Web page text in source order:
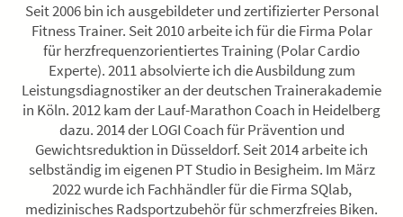
Seit 2006 bin ich ausgebildeter und zertifizierter Personal
Fitness Trainer. Seit 2010 arbeite ich für die Firma Polar
für herzfrequenzorientiertes Training (Polar Cardio
Experte). 2011 absolvierte ich die Ausbildung zum
Leistungsdiagnostiker an der deutschen Trainerakademie
in Köln. 2012 kam der Lauf-Marathon Coach in Heidelberg
dazu. 2014 der LOGI Coach für Prävention und
Gewichtsreduktion in Düsseldorf. Seit 2014 arbeite ich
selbständig im eigenen PT Studio in Besigheim. Im März
2022 wurde ich Fachhändler für die Firma SQlab,
medizinisches Radsportzubehör für schmerzfreies Biken.